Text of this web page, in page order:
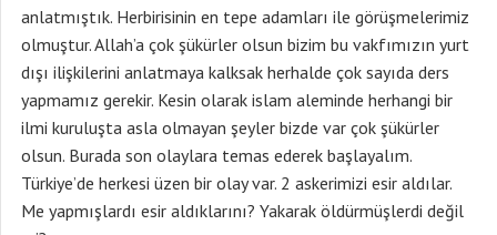
anlatmıştık. Herbirisinin en tepe adamları ile görüşmelerimiz
olmuştur. Allah’a çok şükürler olsun bizim bu vakfımızın yurt
dışı ilişkilerini anlatmaya kalksak herhalde çok sayıda ders
yapmamız gerekir. Kesin olarak islam aleminde herhangi bir
ilmi kuruluşta asla olmayan şeyler bizde var çok şükürler
olsun. Burada son olaylara temas ederek başlayalım.
Türkiye’de herkesi üzen bir olay var. 2 askerimizi esir aldılar.
Me yapmışlardı esir aldıklarını? Yakarak öldürmüşlerdi değil